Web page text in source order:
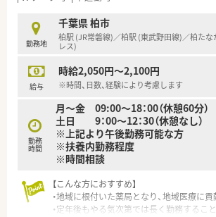
■昇給は年に1回実施され、賞与は年に2回
支給されるシステムを採用しています。
■1日8時間を超える業務が発生した場合に
が計算されてしっかりと支給されます。
ぼ全員が取得している実績があります。
■育児休業からの復帰率が96パーセントと
務も小学校6年生まで利用可能です。
勤務地
千葉県 柏市
柏駅 (JR常磐線)／柏駅 (東武野田線)／柏た
レス)
給与
時給2,050円～2,100円
※時間、日数、経験により考慮します
勤務
時間
月～金 09:00～18：00（休憩60分）
土日 9：00～12：30（休憩なし）
※上記より午後勤務可能な方
※扶養内勤務程度
※時間相談
【こんな方におすすめ】
・地域に根付いた薬局となり、地域医療に貢
・定年後もやる気次第では長く勤務するこ